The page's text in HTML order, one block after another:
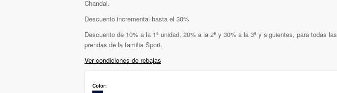
Chandal.
Descuento incremental hasta el 30%
Descuento de 10% a la 1ª unidad, 20% a la 2ª y 30% a la 3ª y siguientes, para todas las
prendas de la familia Sport.
Ver condiciones de rebajas
Color: